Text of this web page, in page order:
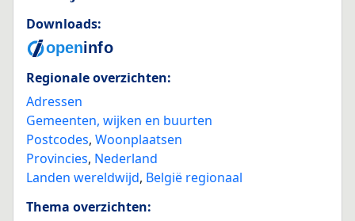
Downloads:
Regionale overzichten:
Adressen
Gemeenten, wijken en buurten
Postcodes, Woonplaatsen
Provincies, Nederland
Landen wereldwijd, België regionaal
Thema overzichten: